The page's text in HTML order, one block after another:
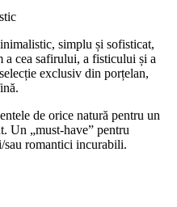
simplu și sofisticat,
a cea safirului, a fisticului și a
exclusiv din porțelan,
de orice natură pentru un
Un „must-have” pentru
romantici incurabili.